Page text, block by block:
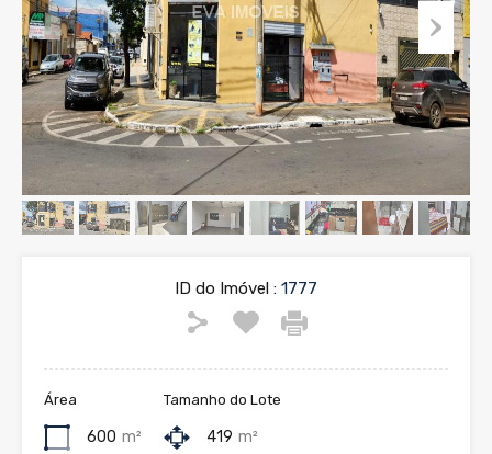
ID do Imóvel : 1777
Área
600 m²
Tamanho do Lote
419 m²